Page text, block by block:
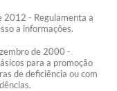
2012 - Regulamenta a
a informações.
de 2000 -
para a promoção
de deficiência ou com